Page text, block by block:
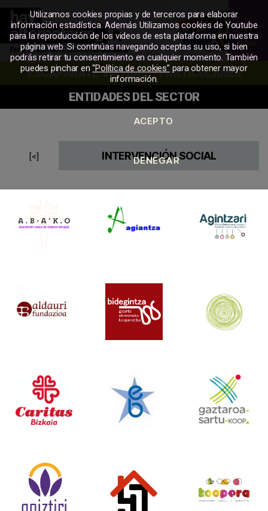
MERKATU
SOZIALA
Menú
ESCAPARATE VIRTUAL – PARTICULARES
ENTIDADES DEL SECTOR
[<] INTERVENCIÓN SOCIAL
Utilizamos cookies propias y de terceros para elaborar
información estadística. Además Utilizamos cookies de Youtube
para la reproducción de los videos de esta plataforma en nuestra
página web. Si continúas navegando aceptas su uso, si bien
podrás retirar tu consentimiento en cualquier momento. También
puedes pinchar en“Política de cookies” para obtener mayor
información.